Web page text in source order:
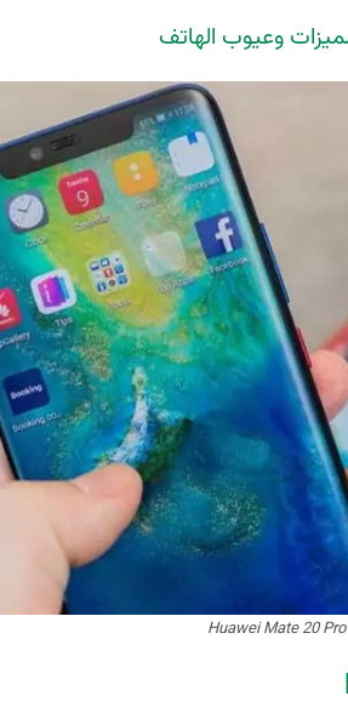
Huawei Mate 20 Pro